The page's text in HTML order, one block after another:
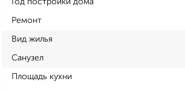
Ремонт
Вид жилья
Санузел
Площадь кухни